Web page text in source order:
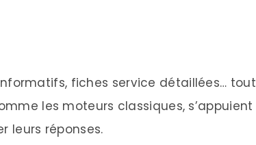
fiches service détaillées… tout
les moteurs classiques, s’appuient
leurs réponses.